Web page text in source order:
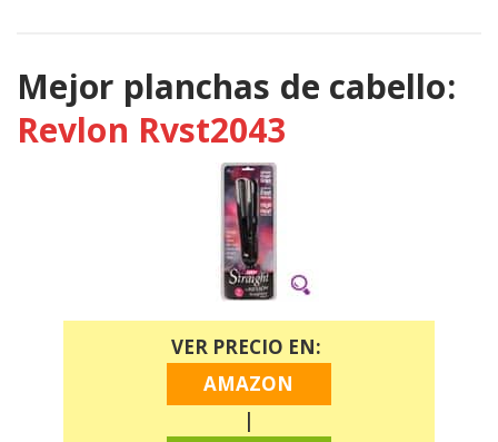
Mejor planchas de cabello:
Revlon Rvst2043
VER PRECIO EN:
AMAZON
|